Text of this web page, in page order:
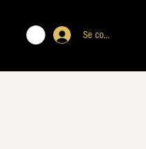
Se connecter